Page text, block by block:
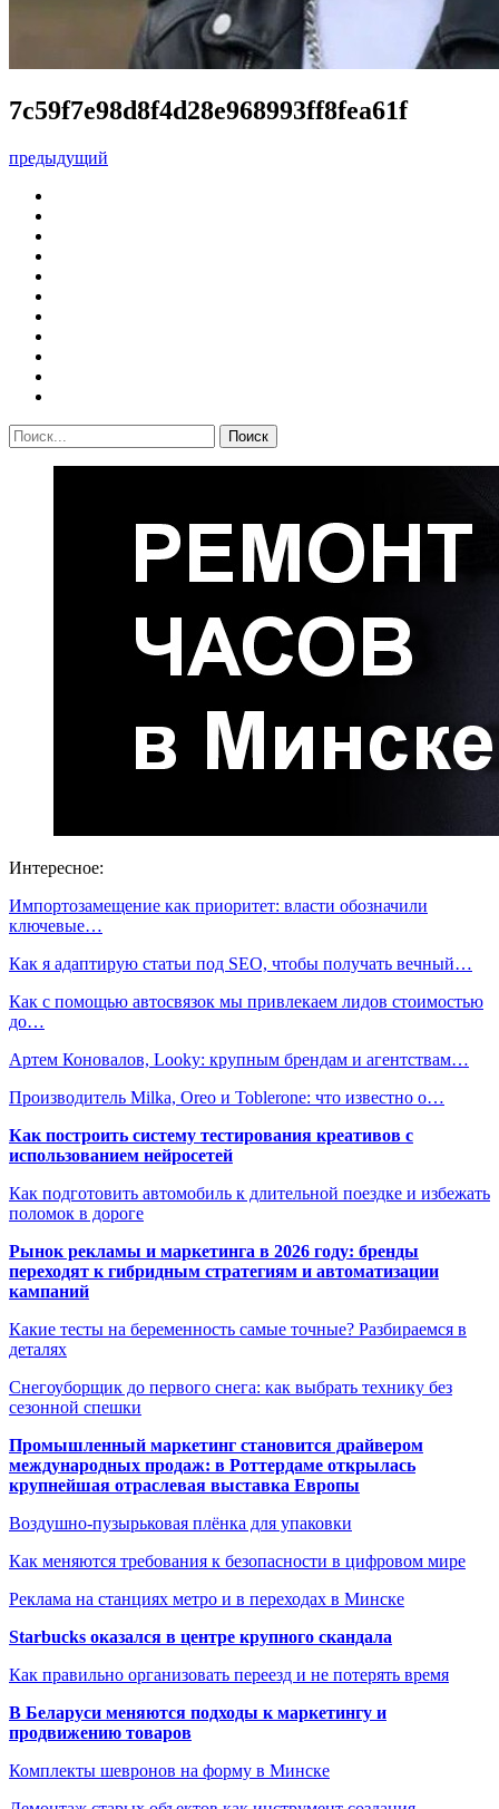
7c59f7e98d8f4d28e968993ff8fea61f
предыдущий
Интересное:
Импортозамещение как приоритет: власти обозначили
ключевые…
Как я адаптирую статьи под SEO, чтобы получать вечный…
Как с помощью автосвязок мы привлекаем лидов стоимостью
до…
Артем Коновалов, Looky: крупным брендам и агентствам…
Производитель Milka, Oreo и Toblerone: что известно о…
Как построить систему тестирования креативов с
использованием нейросетей
Как подготовить автомобиль к длительной поездке и избежать
поломок в дороге
Рынок рекламы и маркетинга в 2026 году: бренды
переходят к гибридным стратегиям и автоматизации
кампаний
Какие тесты на беременность самые точные? Разбираемся в
деталях
Снегоуборщик до первого снега: как выбрать технику без
сезонной спешки
Промышленный маркетинг становится драйвером
международных продаж: в Роттердаме открылась
крупнейшая отраслевая выставка Европы
Воздушно-пузырьковая плёнка для упаковки
Как меняются требования к безопасности в цифровом мире
Реклама на станциях метро и в переходах в Минске
Starbucks оказался в центре крупного скандала
Как правильно организовать переезд и не потерять время
В Беларуси меняются подходы к маркетингу и
продвижению товаров
Комплекты шевронов на форму в Минске